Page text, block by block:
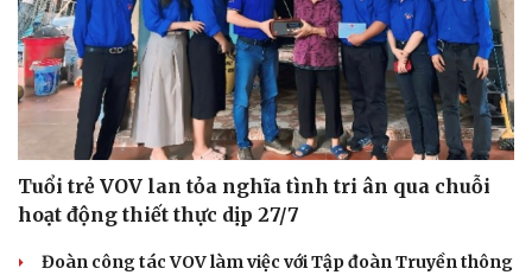
Tuổi trẻ VOV lan tỏa nghĩa tình tri ân qua chuỗi
hoạt động thiết thực dịp 27/7
Đoàn công tác VOV làm việc với Tập đoàn Truyền thông